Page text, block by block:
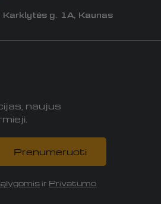
Karklytės g. 1A, Kaunas
naujus
Prenumeruoti
ir Privatumo